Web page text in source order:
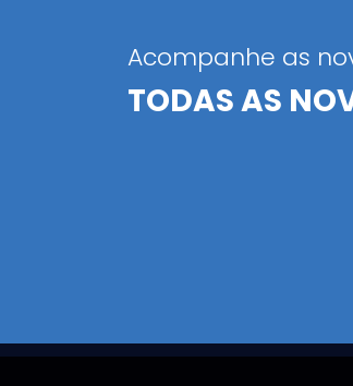
Acompanhe as
TODAS AS